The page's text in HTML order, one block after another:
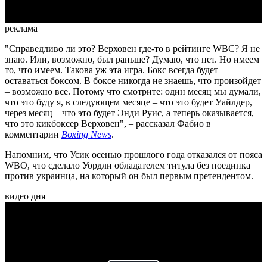
реклама
"Справедливо ли это? Верховен где-то в рейтинге WBC? Я не
знаю. Или, возможно, был раньше? Думаю, что нет. Но имеем
то, что имеем. Такова уж эта игра. Бокс всегда будет
оставаться боксом. В боксе никогда не знаешь, что произойдет
– возможно все. Потому что смотрите: один месяц мы думали,
что это буду я, в следующем месяце – что это будет Уайлдер,
через месяц – что это будет Энди Руис, а теперь оказывается,
что это кикбоксер Верховен", – рассказал Фабио в
комментарии Boxing News.
Напомним, что Усик осенью прошлого года отказался от пояса
WBO, что сделало Уордли обладателем титула без поединка
против украинца, на который он был первым претендентом.
видео дня